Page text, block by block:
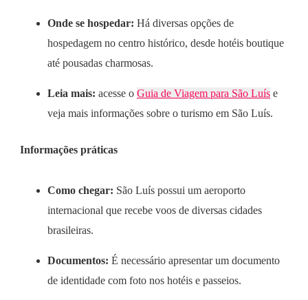
Onde se hospedar: Há diversas opções de
hospedagem no centro histórico, desde hotéis boutique
até pousadas charmosas.
Leia mais: acesse o Guia de Viagem para São Luís e
veja mais informações sobre o turismo em São Luís.
Informações práticas
Como chegar: São Luís possui um aeroporto
internacional que recebe voos de diversas cidades
brasileiras.
Documentos: É necessário apresentar um documento
de identidade com foto nos hotéis e passeios.